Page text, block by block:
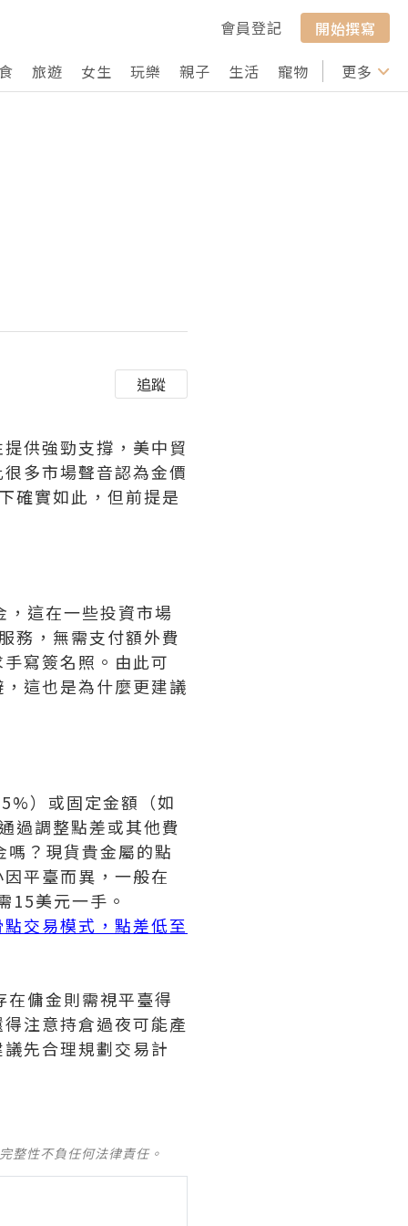
會員登記
開始撰寫
旅遊 女生 玩樂 親子 生活 寵物 行山 打卡
更多
追蹤
供強勁支撐，美中貿
多市場聲音認為金價
確實如此，但前提是
這在一些投資市場
務，無需支付額外費
寫簽名照。由此可
這也是為什麼更建議
）或固定金額（如
過調整點差或其他費
？現貨貴金屬的點
平臺而異，一般在
15美元一手。
交易模式，點差低至
傭金則需視平臺得
注意持倉過夜可能產
先合理規劃交易計
整性不負任何法律責任。